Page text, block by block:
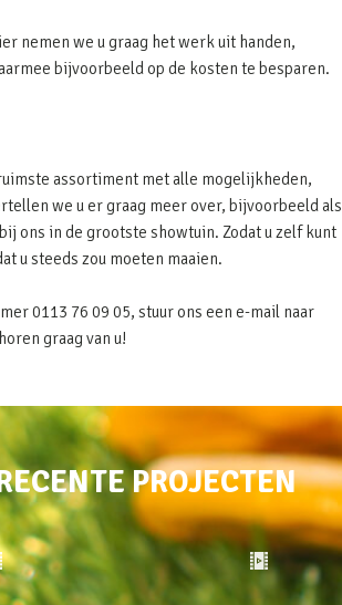
nemen we u graag het werk uit handen,
bijvoorbeeld op de kosten te besparen.
assortiment met alle mogelijkheden,
we u er graag meer over, bijvoorbeeld als
ons in de grootste showtuin. Zodat u zelf kunt
u steeds zou moeten maaien.
0113 76 09 05, stuur ons een e-mail naar
graag van u!
PROJECTEN